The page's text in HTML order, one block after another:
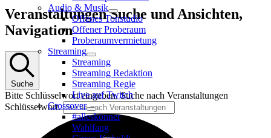
Audio & Musik
Offenes Tonstudio
Offener Proberaum
Proberaumvermietung
Streaming
Streaming
Streaming Redaktion
Streaming Regie
Live auf Twitch
Crossover
#alleskönner
Wahlfang
Veranstaltungen
Veranstaltungen Suche und Ansichten,
Navigation
Suche
Bitte Schlüsselwort eingeben. Suche nach Veranstaltungen
Schlüsselwort.